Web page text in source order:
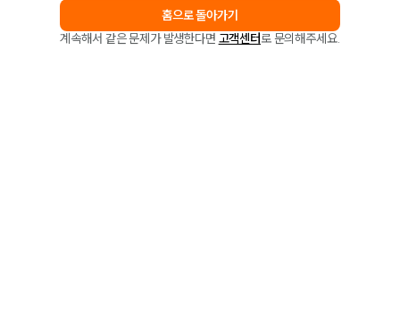
홈으로 돌아가기
계속해서 같은 문제가 발생한다면 고객센터로 문의해주세요.